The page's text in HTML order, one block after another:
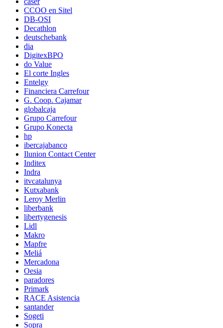
CCOO en Sitel
DB-OSI
Decathlon
deutschebank
dia
DigitexBPO
do Value
El corte Ingles
Entelgy
Financiera Carrefour
G. Coop. Cajamar
globalcaja
Grupo Carrefour
Grupo Konecta
hp
ibercajabanco
Ilunion Contact Center
Inditex
Indra
itvcatalunya
Kutxabank
Leroy Merlin
liberbank
libertygenesis
Lidl
Makro
Mapfre
Meliá
Mercadona
Oesia
paradores
Primark
RACE Asistencia
santander
Sogeti
Sopra